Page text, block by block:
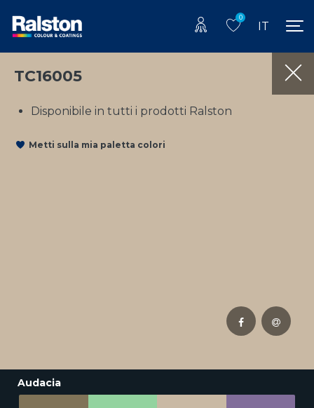
0
IT
TC16005
Disponibile in tutti i prodotti Ralston
Metti sulla mia paletta colori
Audacia